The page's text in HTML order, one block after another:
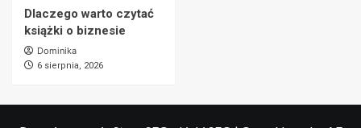
Dlaczego warto czytać
książki o biznesie
Dominika
6 sierpnia, 2026